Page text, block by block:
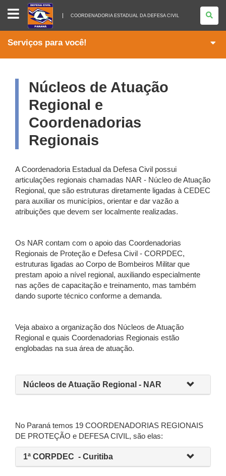
COORDENADORIA
ESTADUAL
DA
DEFESA
COORDENADORIA ESTADUAL DA DEFESA CIVIL
Serviços para você!
Núcleos de Atuação
Regional e
Coordenadorias
Regionais
A Coordenadoria Estadual da Defesa Civil possui
articulações regionais chamadas NAR - Núcleo de Atuação
Regional, que são estruturas diretamente ligadas à CEDEC
para auxiliar os municípios, orientar e dar vazão a
atribuições que devem ser localmente realizadas.
Os NAR contam com o apoio das Coordenadorias
Regionais de Proteção e Defesa Civil - CORPDEC,
estruturas ligadas ao Corpo de Bombeiros Militar que
prestam apoio a nível regional, auxiliando especialmente
nas ações de capacitação e treinamento, mas também
dando suporte técnico conforme a demanda.
Veja abaixo a organização dos Núcleos de Atuação
Regional e quais Coordenadorias Regionais estão
englobadas na sua área de atuação.
Núcleos de Atuação Regional - NAR
No Paraná temos 19 COORDENADORIAS REGIONAIS
DE PROTEÇÃO e DEFESA CIVIL, são elas:
1ª CORPDEC - Curitiba